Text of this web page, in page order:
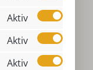
Antik
Aktiv
Aktiv
Aktiv